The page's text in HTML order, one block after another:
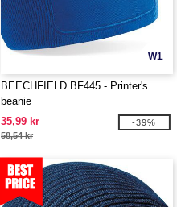
W1
BEECHFIELD BF445 - Printer's
beanie
35,99 kr
58,54 kr
-39%